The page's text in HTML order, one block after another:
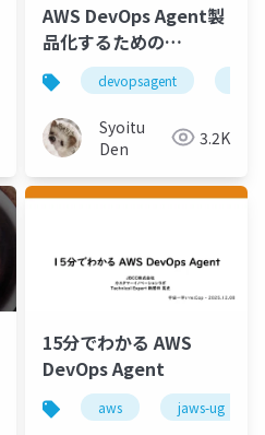
.net
AWS DevOps Agent製
品化するための
LLMOpsdevopsagent
Syoitu
Den
3.2K
15分でわかる AWS
DevOps Agent
aws jaws-ug